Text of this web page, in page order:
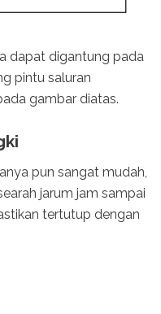
dapat digantung pada
pintu saluran
gambar diatas.
pun sangat mudah,
jarum jam sampai
tertutup dengan